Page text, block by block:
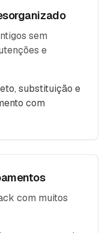
sem
e
substituição e
com
com muitos